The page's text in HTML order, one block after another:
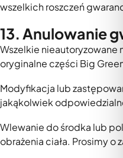
wszelkich roszczeń
13. Anulowanie
Wszelkie nieautoryzowane
oryginalne części Big
Modyfikacja lub
jakąkolwiek
Wlewanie do środka lub
obrażenia ciała. Prosimy o